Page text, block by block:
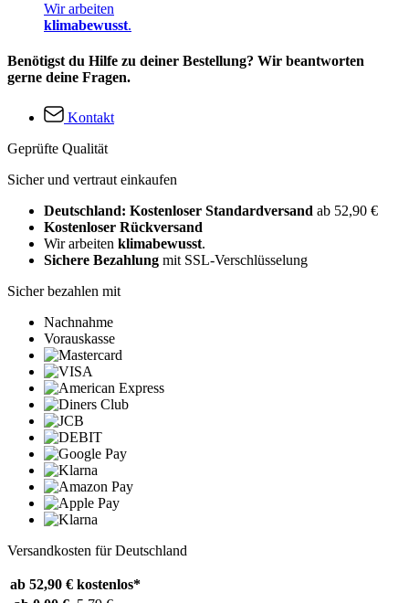
Wir arbeiten
klimabewusst.
Benötigst du Hilfe zu deiner Bestellung? Wir beantworten
gerne deine Fragen.
Kontakt
Geprüfte Qualität
Sicher und vertraut einkaufen
Deutschland: Kostenloser Standardversand ab 52,90 €
Kostenloser Rückversand
Wir arbeiten klimabewusst.
Sichere Bezahlung mit SSL-Verschlüsselung
Sicher bezahlen mit
Nachnahme
Vorauskasse
Versandkosten für Deutschland
ab 52,90 € kostenlos*